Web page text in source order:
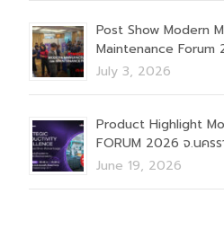
Post Show Modern
Maintenance Forum
July 3, 2026
Product Highlight
FORUM 2026 จ.นครร
June 19, 2026